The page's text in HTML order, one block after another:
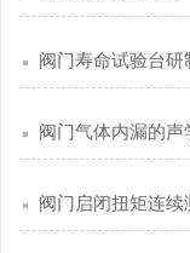
阀门寿命试验台研
阀门气体内漏的
阀门启闭扭矩连